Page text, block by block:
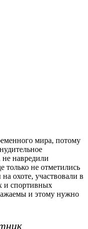
мира, потому
не навредили
только не отметились
охоте, участвовали в
и спортивных
и этому нужно